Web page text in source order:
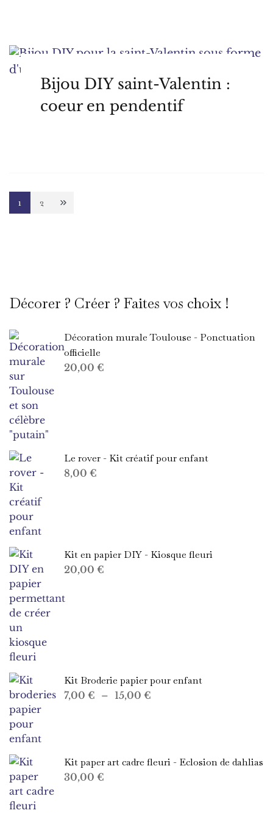
Bijou DIY saint-Valentin :
coeur en pendentif
Pagination
Page
1 Page
2
Décorer ? Créer ? Faites vos choix !
Décoration murale Toulouse - Ponctuation
officielle
20,00 €
Le rover - Kit créatif pour enfant
8,00 €
Kit en papier DIY - Kiosque fleuri
20,00 €
Kit Broderie papier pour enfant
7,00 € – 15,00 €
15,00 €
Kit paper art cadre fleuri - Eclosion de dahlias
30,00 €